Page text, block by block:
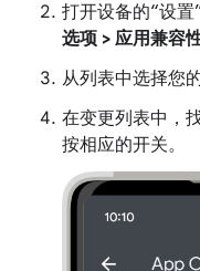
打开设备的“设置
选项 > 应用兼容
从列表中选择您的
在变更列表中，
按相应的开关。